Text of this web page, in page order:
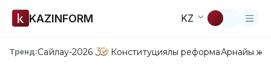
KAZINFORM KZ
Тренд:Сайлау-2026 Конституциялық реформаАрнайы